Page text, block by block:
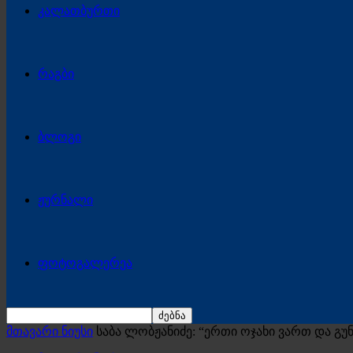
კალათბურთი
რაგბი
ბლოგი
ჟურნალი
ფოტოგალერეა
მთავარი ნიუსი საბა ლობჟანიძე: “ერთი ოჯახი ვართ და